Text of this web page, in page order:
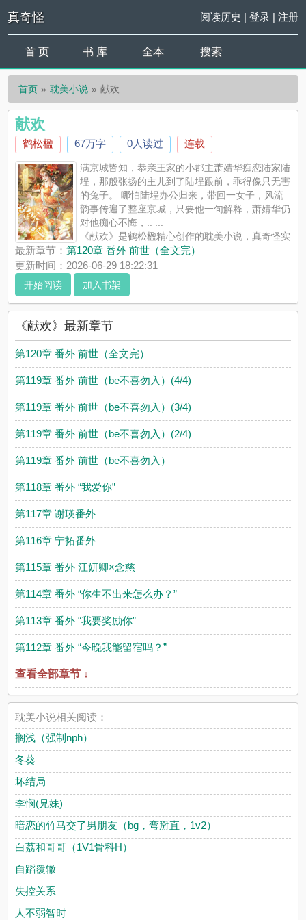
真奇怪 阅读历史 | 登录| 注册
首 页 书 库 全本 搜索
首页 耽美小说 献欢
献欢
鹤松楹 67万字 0人读过 连载
满京城皆知，恭亲王家的小郡主萧婧华痴恋陆家陆
埕，那般张扬的主儿到了陆埕跟前，乖得像只无害
的兔子。 哪怕陆埕办公归来，带回一女子，风流
韵事传遍了整座京城，只要他一句解释，萧婧华仍
对他痴心不悔，.. ...
《献欢》是鹤松楹精心创作的耽美小说，真奇怪实
时更新献欢最新章节并且提供无弹窗阅读，书友所发表的献欢评
论，并不代表真奇怪赞同或者支持献欢读者的观点。
最新章节：第120章 番外 前世（全文完）
更新时间：2026-06-29 18:22:31
开始阅读 加入书架
《献欢》最新章节
第120章 番外 前世（全文完）
第119章 番外 前世（be不喜勿入）(4/4)
第119章 番外 前世（be不喜勿入）(3/4)
第119章 番外 前世（be不喜勿入）(2/4)
第119章 番外 前世（be不喜勿入）
第118章 番外 “我爱你”
第117章 谢瑛番外
第116章 宁拓番外
第115章 番外 江妍卿×念慈
第114章 番外 “你生不出来怎么办？”
第113章 番外 “我要奖励你”
第112章 番外 “今晚我能留宿吗？”
查看全部章节 ↓
耽美小说相关阅读：
搁浅（强制nph）
冬葵
坏结局
李悯(兄妹)
暗恋的竹马交了男朋友（bg，弯掰直，1v2）
白荔和哥哥（1V1骨科H）
自蹈覆辙
失控关系
人不弱智时